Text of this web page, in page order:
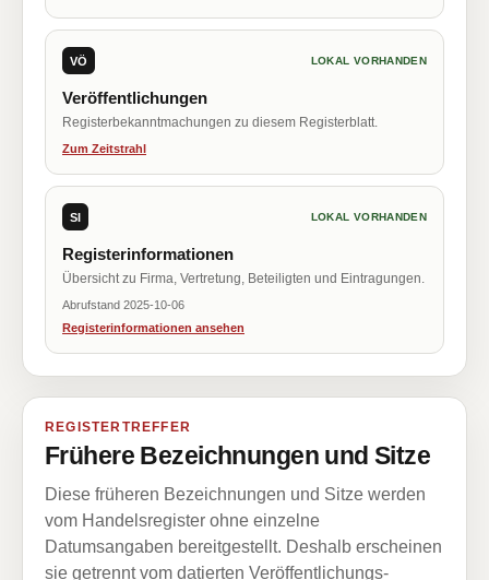
VÖ LOKAL VORHANDEN
Veröffentlichungen
Registerbekanntmachungen zu diesem Registerblatt.
Zum Zeitstrahl
SI LOKAL VORHANDEN
Registerinformationen
Übersicht zu Firma, Vertretung, Beteiligten und Eintragungen.
Abrufstand 2025-10-06
Registerinformationen ansehen
REGISTERTREFFER
Frühere Bezeichnungen und Sitze
Diese früheren Bezeichnungen und Sitze werden
vom Handelsregister ohne einzelne
Datumsangaben bereitgestellt. Deshalb erscheinen
sie getrennt vom datierten Veröffentlichungs-